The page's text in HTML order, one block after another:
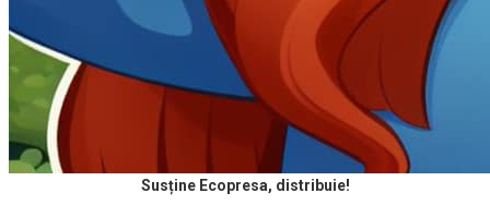
Susține Ecopresa, distribuie!